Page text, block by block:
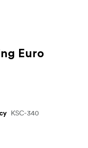
Euro
KSC-340